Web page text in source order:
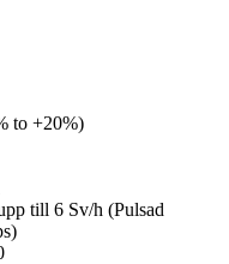
to +20%)
till 6 Sv/h (Pulsad